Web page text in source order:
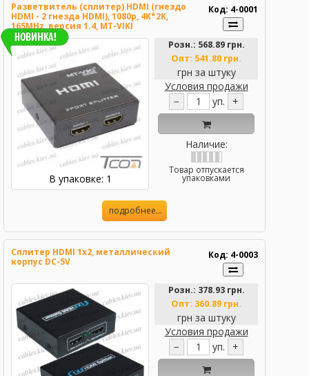
Разветвитель (сплитер) HDMI (гнездо
HDMI - 2 гнезда HDMI), 1080p, 4K*2K,
165MHz, версия 1.4, MT-VIKI
Код: 4-0001
В упаковке: 1
Розн.: 568.89 грн.
Опт: 541.80 грн.
грн за штуку
Условия продажи
−
уп. +
Наличие:
Товар отпускается
упаковками
подробнее...
Сплитер HDMI 1x2, металлический
корпус DC-5V
Код: 4-0003
Розн.: 378.93 грн.
Опт: 360.89 грн.
грн за штуку
Условия продажи
−
уп. +